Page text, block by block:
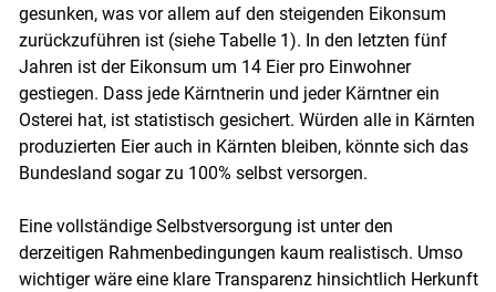
gesunken, was vor allem auf den steigenden Eikonsum
zurückzuführen ist (siehe Tabelle 1). In den letzten fünf
Jahren ist der Eikonsum um 14 Eier pro Einwohner
gestiegen. Dass jede Kärntnerin und jeder Kärntner ein
Osterei hat, ist statistisch gesichert. Würden alle in Kärnten
produzierten Eier auch in Kärnten bleiben, könnte sich das
Bundesland sogar zu 100% selbst versorgen.
Eine vollständige Selbstversorgung ist unter den
derzeitigen Rahmenbedingungen kaum realistisch. Umso
wichtiger wäre eine klare Transparenz hinsichtlich Herkunft